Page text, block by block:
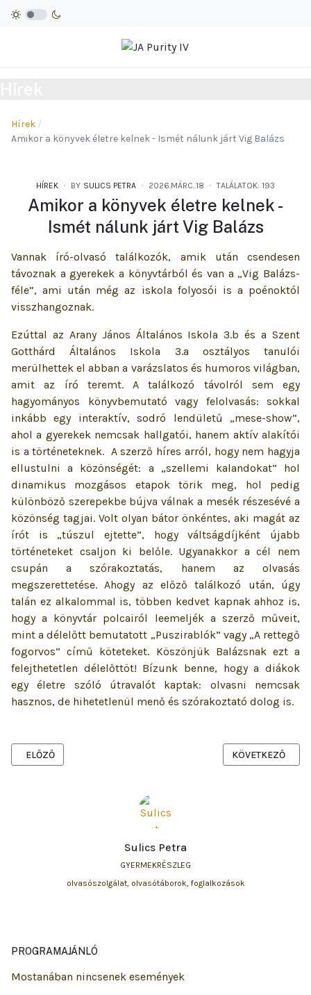
Hírek
Amikor a könyvek életre kelnek - Ismét nálunk járt Vig Balázs
HÍREK BY SULICS PETRA 2026.MÁRC..18 TALÁLATOK: 193
Amikor a könyvek életre kelnek -
Ismét nálunk járt Vig Balázs
Vannak író-olvasó találkozók, amik után csendesen
távoznak a gyerekek a könyvtárból és van a „Vig Balázs-
féle”, ami után még az iskola folyosói is a poénoktól
visszhangoznak.
Sulics Petra
GYERMEKRÉSZLEG
olvasószolgálat, olvasótáborok, foglalkozások
Ezúttal az Arany János Általános Iskola 3.b és a Szent
Gotthárd Általános Iskola 3.a osztályos tanulói
merülhettek el abban a varázslatos és humoros világban,
amit az író teremt. A találkozó távolról sem egy
hagyományos könyvbemutató vagy felolvasás: sokkal
inkább egy interaktív, sodró lendületű „mese-show”,
ahol a gyerekek nemcsak hallgatói, hanem aktív alakítói
is a történeteknek. A szerző híres arról, hogy nem hagyja
ellustulni a közönségét: a „szellemi kalandokat” hol
dinamikus mozgásos etapok törik meg, hol pedig
különböző szerepekbe bújva válnak a mesék részesévé a
közönség tagjai. Volt olyan bátor önkéntes, aki magát az
írót is „túszul ejtette”, hogy váltságdíjként újabb
történeteket csaljon ki belőle. Ugyanakkor a cél nem
csupán a szórakoztatás, hanem az olvasás
megszerettetése. Ahogy az előző találkozó után, úgy
talán ez alkalommal is, többen kedvet kapnak ahhoz is,
hogy a könyvtár polcairól leemeljék a szerző műveit,
mint a délelőtt bemutatott „Puszirablók” vagy „A rettegő
fogorvos” című köteteket. Köszönjük Balázsnak ezt a
felejthetetlen délelőttöt! Bízunk benne, hogy a diákok
egy életre szóló útravalót kaptak: olvasni nemcsak
hasznos, de hihetetlenül menő és szórakoztató dolog is.
ELŐZŐ CIKK: NEMZETISÉGI NAP A GYERMEKKÖNYVTÁRBAN
ELŐZŐ KÖVETKEZŐ
KÖVETKEZŐ
PROGRAMAJÁNLÓ
Mostanában nincsenek események